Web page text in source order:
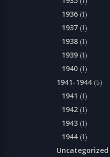
1936 (1)
1937 (1)
1938 (1)
1939 (1)
1940 (1)
1941-1944 (5)
1941 (1)
1942 (1)
1943 (1)
1944 (1)
Uncategorized